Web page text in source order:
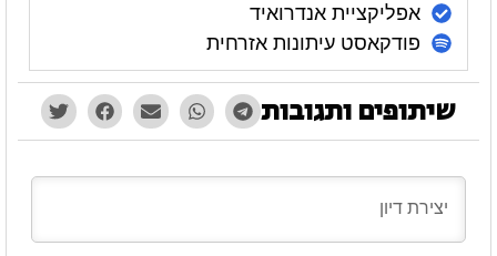
אפליקציית אנדרואיד
פודקאסט עיתונות אזרחית
שיתופים ותגובות